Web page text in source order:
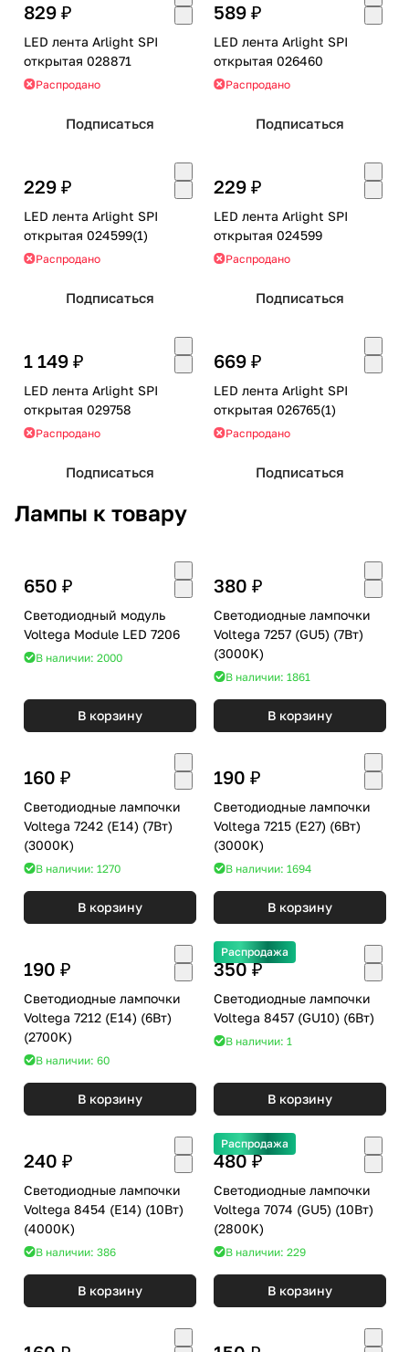
829 ₽
LED лента Arlight SPI
открытая 028871
Распродано
Подписаться
589 ₽
LED лента Arlight SPI
открытая 026460
Распродано
Подписаться
229 ₽
LED лента Arlight SPI
открытая 024599(1)
Распродано
Подписаться
229 ₽
LED лента Arlight SPI
открытая 024599
Распродано
Подписаться
1 149 ₽
LED лента Arlight SPI
открытая 029758
Распродано
Подписаться
669 ₽
LED лента Arlight SPI
открытая 026765(1)
Распродано
Подписаться
Лампы к товару
650 ₽
Светодиодный модуль
Voltega Module LED 7206
В наличии: 2000
В корзину
380 ₽
Светодиодные лампочки
Voltega 7257 (GU5) (7Вт)
(3000K)
В наличии: 1861
В корзину
160 ₽
Светодиодные лампочки
Voltega 7242 (E14) (7Вт)
(3000K)
В наличии: 1270
В корзину
190 ₽
Светодиодные лампочки
Voltega 7215 (E27) (6Вт)
(3000K)
В наличии: 1694
В корзину
190 ₽
Светодиодные лампочки
Voltega 7212 (E14) (6Вт)
(2700K)
В наличии: 60
В корзину
Распродажа
350 ₽
Светодиодные лампочки
Voltega 8457 (GU10) (6Вт)
В наличии: 1
В корзину
240 ₽
Светодиодные лампочки
Voltega 8454 (E14) (10Вт)
(4000K)
В наличии: 386
В корзину
Распродажа
480 ₽
Светодиодные лампочки
Voltega 7074 (GU5) (10Вт)
(2800K)
В наличии: 229
В корзину